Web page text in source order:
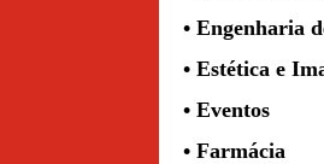
• Engenharia
• Estética e
• Eventos
• Farmácia